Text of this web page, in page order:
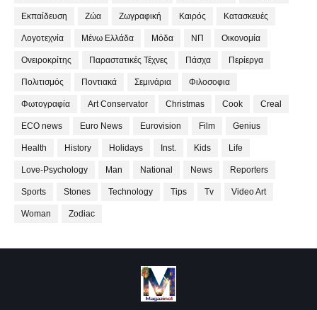
Εκπαίδευση Ζώα Ζωγραφική Καιρός Κατασκευές
Λογοτεχνία Μένω Ελλάδα Μόδα ΝΠ Οικονομία
Ονειροκρίτης Παραστατικές Τέχνες Πάσχα Περίεργα
Πολιτισμός Ποντιακά Σεμινάρια Φιλοσοφια
Φωτογραφία Art Conservator Christmas Cook Creal
ECO news Euro News Eurovision Film Genius
Health History Holidays Inst. Kids Life
Love-Psychology Man National News Reporters
Sports Stones Technology Tips Tv Video Art
Woman Zodiac